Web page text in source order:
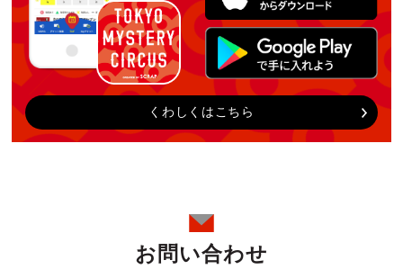
くわしくはこちら
お問い合わせ